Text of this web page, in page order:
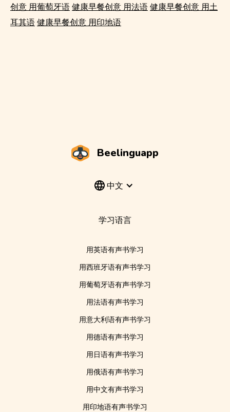
创意 用葡萄牙语 健康早餐创意 用法语 健康早餐创意 用土
耳其语 健康早餐创意 用印地语
Beelinguapp
中文
学习语言
用英语有声书学习
用西班牙语有声书学习
用葡萄牙语有声书学习
用法语有声书学习
用意大利语有声书学习
用德语有声书学习
用日语有声书学习
用俄语有声书学习
用中文有声书学习
用印地语有声书学习